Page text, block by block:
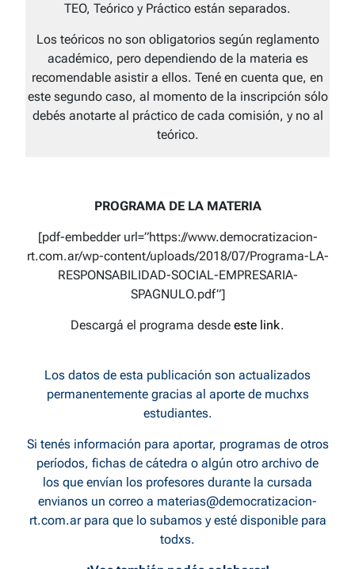
TEO, Teórico y Práctico están separados.
Los teóricos no son obligatorios según reglamento
académico, pero dependiendo de la materia es
recomendable asistir a ellos. Tené en cuenta que, en
este segundo caso, al momento de la inscripción sólo
debés anotarte al práctico de cada comisión, y no al
teórico.
PROGRAMA DE LA MATERIA
[pdf-embedder url=”https://www.democratizacion-
rt.com.ar/wp-content/uploads/2018/07/Programa-LA-
RESPONSABILIDAD-SOCIAL-EMPRESARIA-
SPAGNULO.pdf”]
Descargá el programa desde este link.
Los datos de esta publicación son actualizados
permanentemente gracias al aporte de muchxs
estudiantes.
Si tenés información para aportar, programas de otros
períodos, fichas de cátedra o algún otro archivo de
los que envían los profesores durante la cursada
envianos un correo a materias@democratizacion-
rt.com.arpara que lo subamos y esté disponible para
todxs.